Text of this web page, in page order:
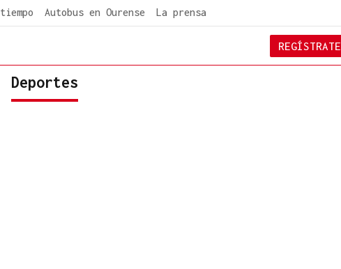
Autobus en Ourense La prensa
REGÍSTRATE
Deportes